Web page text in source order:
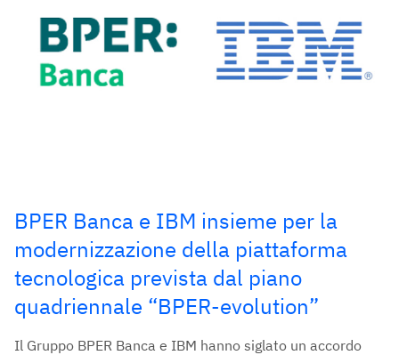
BPER Banca e IBM insieme per la
modernizzazione della piattaforma
tecnologica prevista dal piano
quadriennale “BPER-evolution”
Il Gruppo BPER Banca e IBM hanno siglato un accordo